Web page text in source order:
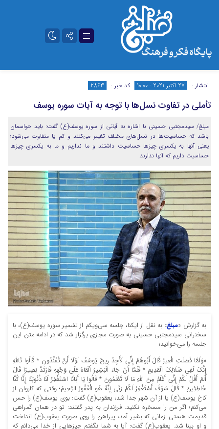
تلگرام آپارات
انتشار : 27 اکتبر 2021 - 10:00 کد خبر : 2863
تأملی در تفاوت نسل‌ها با توجه به آیات سوره یوسف
مبلغ/ سیدمجتبی حسینی با اشاره به آیاتی از سوره یوسف(ع) گفت: باید حواسمان
باشد که حساسیت‌ها در نسل‌های مختلف تغییر می‌کنند و کم یا متفاوت می‌شود؛
یعنی آنها به یکسری چیزها حساسیت داشتند و ما نداریم و ما به یکسری چیزها
حساسیت داریم که آنها ندارند.
به گزارش «مبلغ» به نقل از ایکنا، جلسه سی‌ویکم از تفسیر سوره یوسف(ع)، با
سخنرانی سیدمجتبی حسینی به صورت مجازی برگزار شد که در ادامه متن این
جلسه را می‌خوانید؛
«وَلَمَّا فَصَلَتِ الْعِيرُ قَالَ أَبُوهُمْ إِنِّي لَأَجِدُ رِيحَ يُوسُفَ لَوْلَا أَنْ تُفَنِّدُونِ * قَالُوا تَاللَّهِ
إِنَّكَ لَفِي ضَلَالِكَ الْقَدِيمِ * فَلَمَّا أَنْ جَاءَ الْبَشِيرُ أَلْقَاهُ عَلَى وَجْهِهِ فَارْتَدَّ بَصِيرًا قَالَ
أَلَمْ أَقُلْ لَكُمْ إِنِّي أَعْلَمُ مِنَ اللَّهِ مَا لَا تَعْلَمُونَ * قَالُوا يَا أَبَانَا اسْتَغْفِرْ لَنَا ذُنُوبَنَا إِنَّا كُنَّا
خَاطِئِينَ * قَالَ سَوْفَ أَسْتَغْفِرُ لَكُمْ رَبِّي إِنَّهُ هُوَ الْغَفُورُ الرَّحِيمُ؛ وقتی که کاروان از
کاخ یوسف(ع) یا از آن شهر جدا شد، یعقوب(ع) گفت: بوی یوسف(ع) را حس
می‌کنم؛ اگر من را مسخره نکنید. فرزندان به پدر گفتند: تو در همان گمراهی
قدیمت هستی. زمانی که بشیر آمد، پیراهن را روی صورت یعقوب(ع) انداخت
و او بینا شد. یعقوب(ع) گفت: آیا به شما نگفتم چیزهایی از خدا می‌دانم که